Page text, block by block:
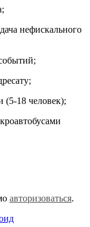
нефискального
(5-18 человек);
авторизоваться.